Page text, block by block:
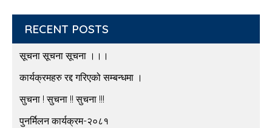
RECENT POSTS
सूचना सूचना सूचना ।।।
कार्यक्रमहरु रद्द गरिएको सम्बन्धमा ।
सुचना ! सुचना !! सुचना !!!
पुनर्मिलन कार्यक्रम-२०८१